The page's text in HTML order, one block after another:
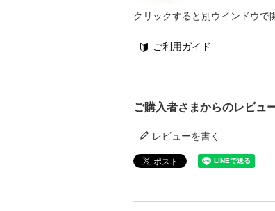
クリックすると別ウインドウで
ご利用ガイド
ご購入者さまからのレビュ
レビューを書く